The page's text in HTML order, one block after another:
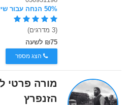
50% הנחה עבור שיעור לקבוצה
(3 מדרגים)
₪75 לשעה
הצג מספר
מורה פרטי
הזנפרץ